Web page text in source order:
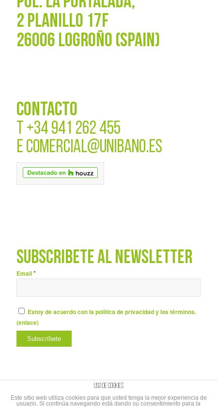
2 PLANILLO 17F
26006 LOGROÑO (SPAIN)
CONTACTO
T +34 941 262 455
E COMERCIAL@UNIBANO.ES
SUBSCRÍBETE AL NEWSLETTER
Email*
Estoy de acuerdo con la política de privacidad y los términos.
(enlace)
Uso de cookies
Este sitio web utiliza cookies para que usted tenga la mejor experiencia de
usuario. Si continúa navegando está dando su consentimiento para la